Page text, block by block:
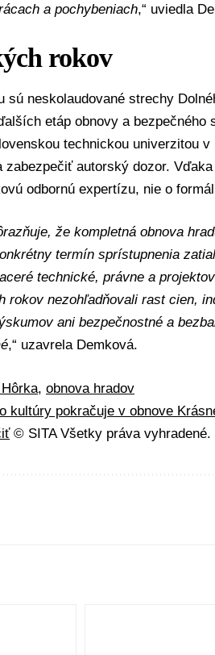
a pochybeniach,“ uviedla
rokov
sú neskolaudované strechy
etáp obnovy a bezpečného
technickou univerzitou v
autorský dozor.
odbornú expertízu, nie o
že kompletná obnova
termín sprístupnenia
technické, právne a
rokov nezohľadňovali rast cien,
ani bezpečnostné a
,“ uzavrela Demková.
, obnova hradov
kultúry pokračuje v obnove
© SITA Všetky práva vyhradené.